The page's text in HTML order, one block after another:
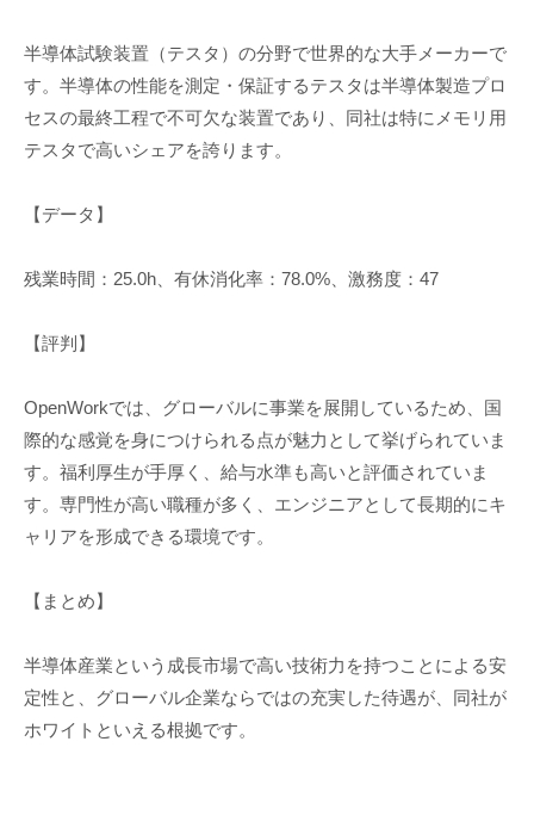
半導体試験装置（テスタ）の分野で世界的な大手メーカーで
す。半導体の性能を測定・保証するテスタは半導体製造プロ
セスの最終工程で不可欠な装置であり、同社は特にメモリ用
テスタで高いシェアを誇ります。
【データ】
残業時間：25.0h、有休消化率：78.0%、激務度：47
【評判】
OpenWorkでは、グローバルに事業を展開しているため、国
際的な感覚を身につけられる点が魅力として挙げられていま
す。福利厚生が手厚く、給与水準も高いと評価されていま
す。専門性が高い職種が多く、エンジニアとして長期的にキ
ャリアを形成できる環境です。
【まとめ】
半導体産業という成長市場で高い技術力を持つことによる安
定性と、グローバル企業ならではの充実した待遇が、同社が
ホワイトといえる根拠です。